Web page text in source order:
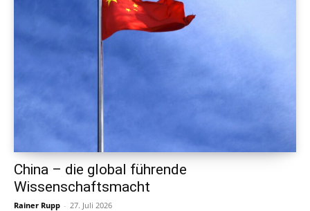
China – die global führende
Wissenschaftsmacht
Rainer Rupp - 27. Juli 2026